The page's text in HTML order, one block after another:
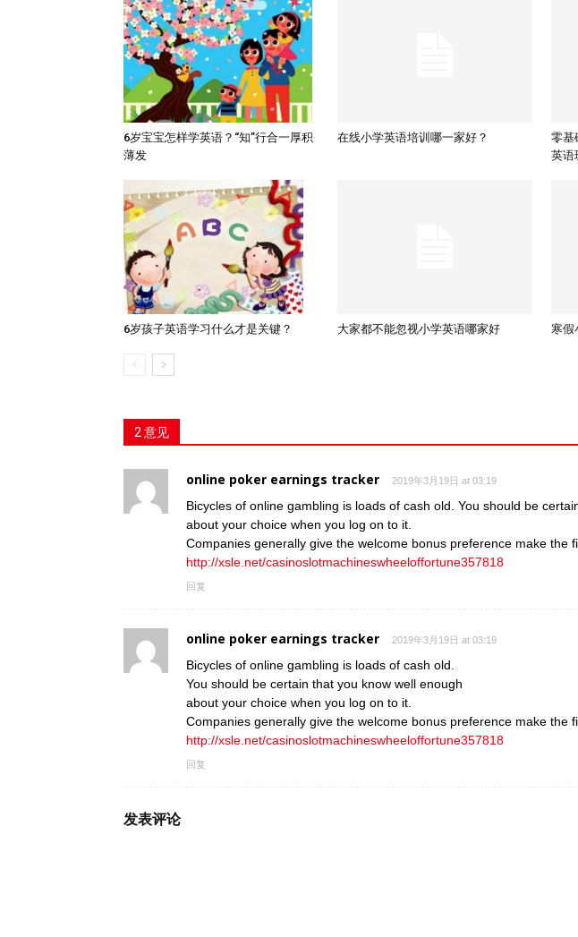
6岁宝宝怎样学英语？“知”行合一厚积
薄发
在线小学英语培训哪一家好？
零基
英语
6岁孩子英语学习什么才是关键？ 大家都不能忽视小学英语哪家好 寒假
2 意见
online poker earnings tracker 2019年3月19日 at 03:19
Bicycles of online gambling is loads of cash old. You should be
about your choice when you log on to it.
Companies generally give the welcome bonus preference make the
http://xsle.net/casinoslotmachineswheeloffortune357818
回复
online poker earnings tracker 2019年3月19日 at 03:19
Bicycles of online gambling is loads of cash old.
You should be certain that you know well enough
about your choice when you log on to it.
Companies generally give the welcome bonus preference make the
http://xsle.net/casinoslotmachineswheeloffortune357818
回复
发表评论